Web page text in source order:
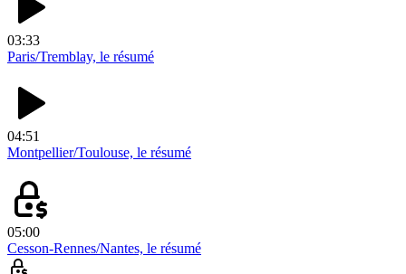
03:33
Paris/Tremblay, le résumé
04:51
Montpellier/Toulouse, le résumé
05:00
Cesson-Rennes/Nantes, le résumé